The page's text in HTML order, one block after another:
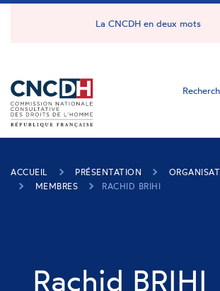
Panneau de gestion des cookies
La CNCDH en deux mots
ACCUEIL PRÉSENTATION
MEMBRES
RACHID BRIHI
Rachid BRIHI